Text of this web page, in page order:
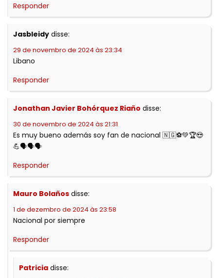
Responder
Jasbleidy disse:
29 de novembro de 2024 às 23:34
Libano
Responder
Jonathan Javier Bohórquez Riaño disse:
30 de novembro de 2024 às 21:31
Es muy bueno además soy fan de nacional 🇳🇬⚽💚🏆😍
💪🗣️🗣️🗣️
Responder
Mauro Bolaños disse:
1 de dezembro de 2024 às 23:58
Nacional por siempre
Responder
Patricia disse: